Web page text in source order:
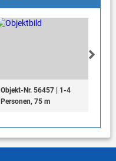
Objekt-Nr. 56457 | 1-4
Personen, 75 m